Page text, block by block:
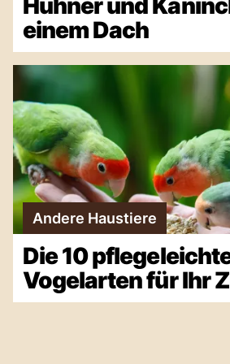
Hühner und
einem Dach
Andere Haustiere
Die 10
Vogelarten für Ihr